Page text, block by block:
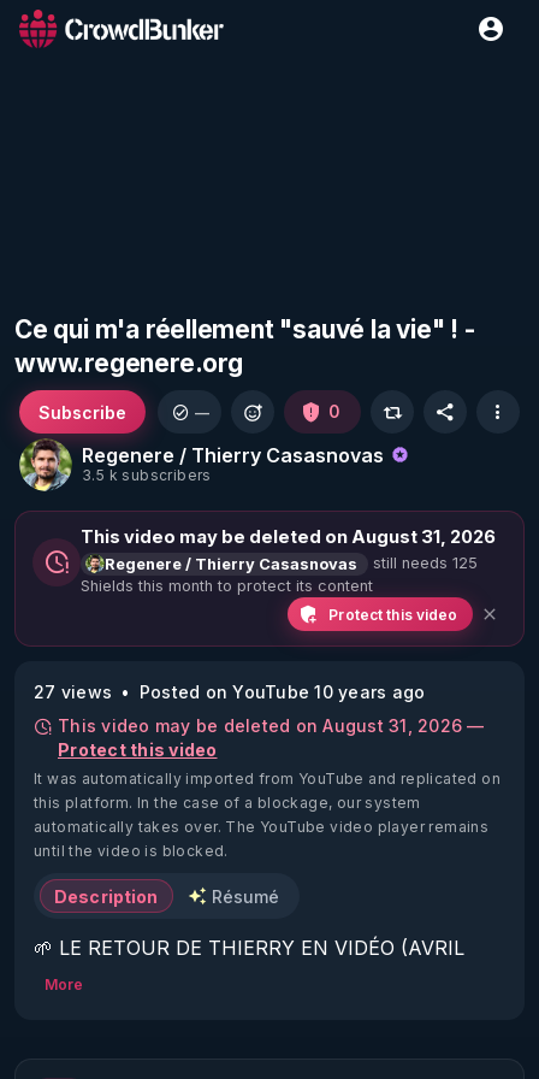
Ce qui m'a réellement "sauvé la vie" ! -
www.regenere.org
Regenere / Thierry Casasnovas
3.5 k subscribers
Subscribe — 0
This video may be deleted on August 31, 2026
Regenere / Thierry Casasnovas
still needs 125
Shields this month to protect its content
Protect this video
27 views
Posted on YouTube 10 years ago
This video may be deleted on August 31, 2026 —
Protect this video
It was automatically imported from YouTube and replicated on
this platform. In the case of a blockage, our system
automatically takes over. The YouTube video player remains
until the video is blocked.
Description Résumé
🌱 LE RETOUR DE THIERRY EN VIDÉO (AVRIL
2022)!
https://www.rgnr.fr/presentation.html
More